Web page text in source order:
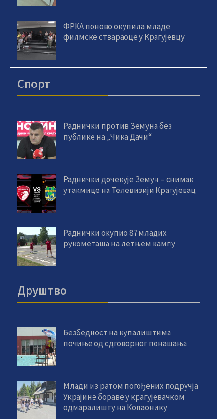
ФРКА поново окупила младе
филмске ствараоце у Крагујевцу
Спорт
Раднички против Земуна без
публике на „Чика Дачи“
Раднички дочекује Земун – снимак
утакмице на Телевизији Крагујевац
Раднички окупио 87 младих
рукометаша на летњем кампу
Друштво
Безбедност на купалиштима
почиње од одговорног понашања
Млади из ратом погођених подручја
Украјине бораве у крагујевачком
одмаралишту на Копаонику